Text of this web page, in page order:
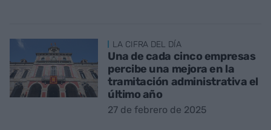
LA CIFRA DEL DÍA
Una de cada cinco empresas
percibe una mejora en la
tramitación administrativa el
último año
27 de febrero de 2025